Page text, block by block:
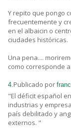
Y repito que pongo
frecuentemente y
en el albaicin o
ciudades históricas.
Una pena....
como corresponde
4. Publicado por
"El déficit español
industrias y
país debilitado y
externos. "